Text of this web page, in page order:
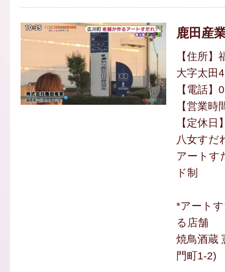
鹿田産
【住所
大字太田
【電話
【営業
【定休日
八女すだ
アートす
ド制
*アート
る店舗
焼鳥酒蔵
門町1-2)